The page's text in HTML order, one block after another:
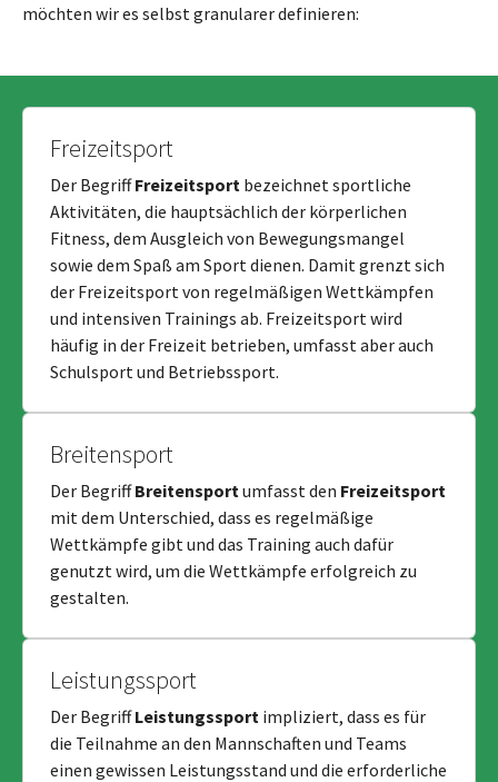
möchten wir es selbst granularer definieren:
Freizeitsport
Der BegriffFreizeitsport bezeichnet sportliche
Aktivitäten, die hauptsächlich der körperlichen
Fitness, dem Ausgleich von Bewegungsmangel
sowie dem Spaß am Sport dienen. Damit grenzt sich
der Freizeitsport von regelmäßigen Wettkämpfen
und intensiven Trainings ab. Freizeitsport wird
häufig in der Freizeit betrieben, umfasst aber auch
Schulsport und Betriebssport.
Breitensport
Der BegriffBreitensport umfasst den Freizeitsport
mit dem Unterschied, dass es regelmäßige
Wettkämpfe gibt und das Training auch dafür
genutzt wird, um die Wettkämpfe erfolgreich zu
gestalten.
Leistungssport
Der BegriffLeistungssport impliziert, dass es für
die Teilnahme an den Mannschaften und Teams
einen gewissen Leistungsstand und die erforderliche